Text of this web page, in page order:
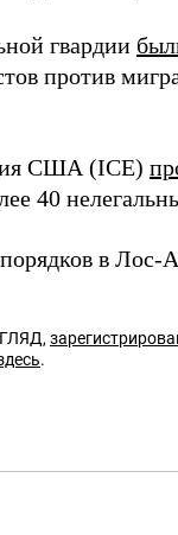
гвардии
против
США (ICE)
40
в Лос-
.